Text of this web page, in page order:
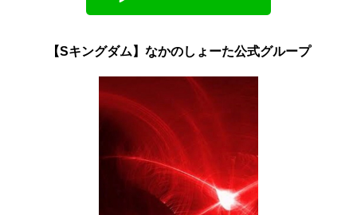
【Sキングダム】なかのしょーた公式グループ